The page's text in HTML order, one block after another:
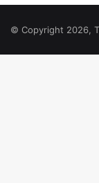
© Copyright 2026,